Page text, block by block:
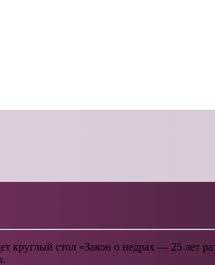
стол «Закон о недрах — 25 лет